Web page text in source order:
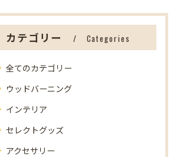
カテゴリー Categories
全てのカテゴリー
ウッドバーニング
インテリア
セレクトグッズ
アクセサリー